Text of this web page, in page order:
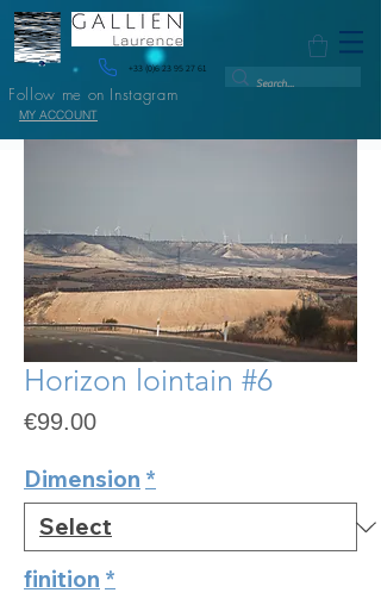
+33 (0)6 23 95 27 61
Follow me on Instagram
MY ACCOUNT
Horizon lointain #6
€99.00Price
Dimension *
finition *